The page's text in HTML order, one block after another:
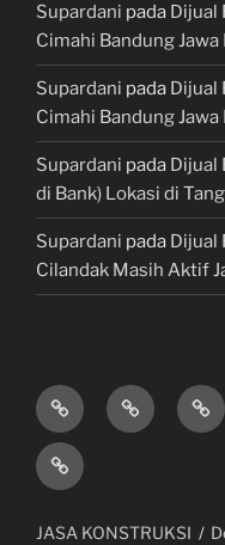
Supardani pada Dijual
Cimahi Bandung Jawa
Supardani pada Dijual
Cimahi Bandung Jawa
Supardani pada Dijual
di Bank) Lokasi di
Supardani pada Dijual
Cilandak Masih Aktif
TANAH
DIJUAL
RUMAH
DIJUAL&
JASA
KONSTRUKSI
JASA KONSTRUKSI